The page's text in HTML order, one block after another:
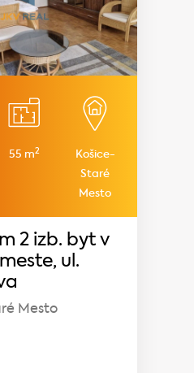
55 m2
Košice-
Staré
Mesto
2 izb. byt v
ul.
Mesto